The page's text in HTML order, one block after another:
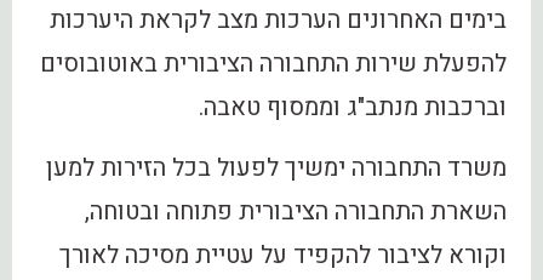
בימים האחרונים הערכות מצב לקראת היערכות
להפעלת שירות התחבורה הציבורית באוטובוסים
וברכבות מנתב"ג וממסוף טאבה.
משרד התחבורה ימשיך לפעול בכל הזירות למען
השארת התחבורה הציבורית פתוחה ובטוחה,
וקורא לציבור להקפיד על עטיית מסיכה לאורך